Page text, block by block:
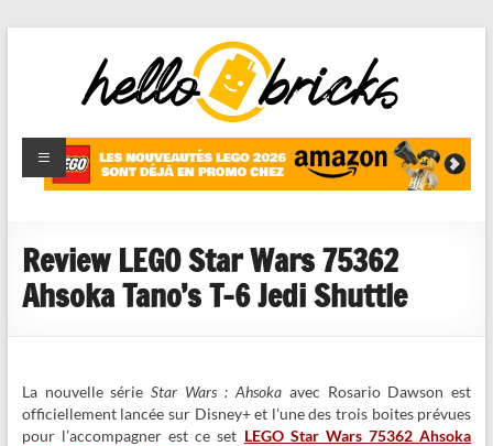
HelloBricks
Blog LEGO,
nouveaut�s
reviews
Review LEGO Star Wars 75362
Ahsoka Tano’s T-6 Jedi Shuttle
La nouvelle sérieStar Wars : Ahsokaavec Rosario Dawson est
officiellement lancée sur Disney+ et l’une des trois boites prévues
pour l’accompagner est ce set LEGO Star Wars 75362 Ahsoka